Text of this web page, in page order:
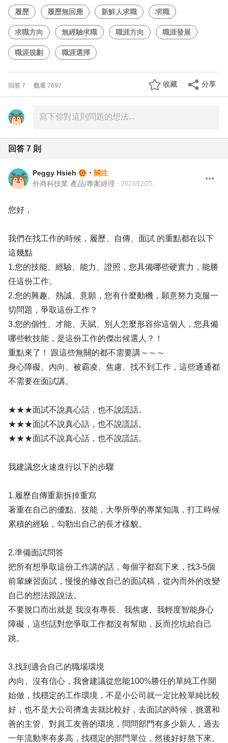
履歷 履歷無回應 新鮮人求職 求職
求職方向 無經驗求職 職涯方向 職涯發展
職涯規劃 職涯選擇
回答 7 觀看 7697 分享
收藏
回答 7 則
Peggy Hsieh ・ 關注
外商科技業 產品/專案經理 ・ 2023/12/25
您好，
我們在找工作的時候，履歷、自傳、面試 的重點都在以下
這幾點
1.您的技能、經驗、能力、證照，您具備哪些硬實力，能勝
任這份工作。
2.您的興趣、熱誠、意願，您有什麼動機，願意努力克服一
切問題，爭取這份工作？
3.您的個性、才能、天賦、別人怎麼形容你這個人，您具備
哪些軟技能，是這份工作的傑出候選人？！
重點來了！ 跟這些無關的都不需要講～～～
身心障礙、內向、被霸凌、焦慮、找不到工作，這些通通都
不需要在面試講。
★★★面試不說真心話，也不說謊話。
★★★面試不說真心話，也不說謊話。
★★★面試不說真心話，也不說謊話。
我建議您火速進行以下的步驟
1.履歷自傳重新拆掉重寫
著重在自己的優點、技能，大學所學的專業知識，打工時候
累積的經驗，勾勒出自己的長才樣貌。
2.準備面試問答
把所有想爭取這份工作講的話，每個字都寫下來，找3-5個
前輩練習面試，慢慢的修改自己的面試稿，從內而外的改變
自己的想法跟說法。
不要脫口而出就是 我沒有專長、我焦慮、我輕度智能身心
障礙，這些話對您爭取工作都沒有幫助，反而挖坑給自己
跳。
3.找到適合自己的職場環境
內向、沒有信心，我會建議從您能100%勝任的單純工作開
始做，找穩定的工作環境，不是小公司就一定比較單純比較
好，也不是大公司擠進去就比較好，去面試的時候，挑選和
善的主管、對員工友善的環境，問問部門有多少新人，過去
一年流動率有多高，找穩定的部門單位，然後好好熬下來。